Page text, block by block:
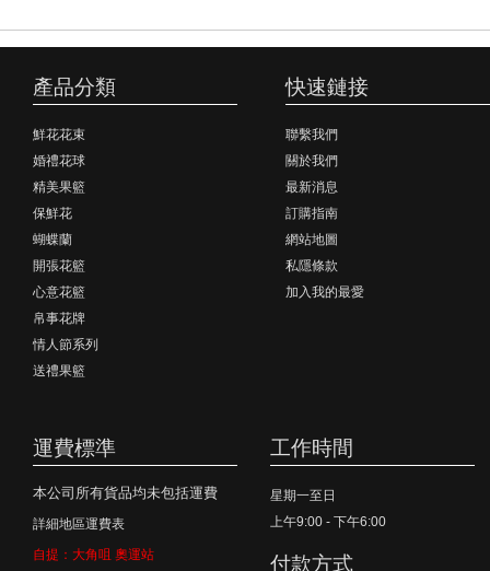
產品分類
鮮花花束
婚禮花球
精美果籃
保鮮花
蝴蝶蘭
開張花籃
心意花籃
帛事花牌
情人節系列
送禮果籃
快速鏈接
聯繫我們
關於我們
最新消息
訂購指南
網站地圖
私隱條款
加入我的最愛
運費標準
本公司所有貨品均未包括運費
詳細地區運費表
自提：大角咀 奧運站
工作時間
星期一至日
上午9:00 - 下午6:00
付款方式